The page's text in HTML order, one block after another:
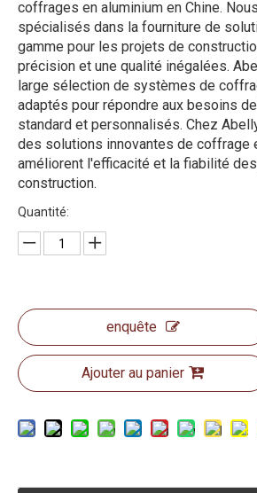
coffrages en aluminium en Chine.
spécialisés dans la fourniture de
gamme pour les projets de
précision et une qualité inégalées.
large sélection de systèmes de
adaptés pour répondre aux besoins
standard et personnalisés. Chez
des solutions innovantes de coffrage
améliorent l'efficacité et la fiabilité
construction.
Quantité:
enquête
Ajouter au panier